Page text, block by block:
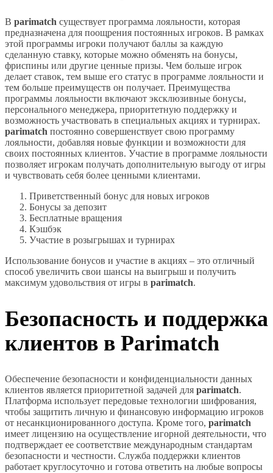
В parimatch существует программа лояльности, которая
предназначена для поощрения постоянных игроков. В рамках
этой программы игроки получают баллы за каждую
сделанную ставку, которые можно обменять на бонусы,
фриспины или другие ценные призы. Чем больше игрок
делает ставок, тем выше его статус в программе лояльности и
тем больше преимуществ он получает. Преимущества
программы лояльности включают эксклюзивные бонусы,
персонального менеджера, приоритетную поддержку и
возможность участвовать в специальных акциях и турнирах.
parimatch постоянно совершенствует свою программу
лояльности, добавляя новые функции и возможности для
своих постоянных клиентов. Участие в программе лояльности
позволяет игрокам получать дополнительную выгоду от игры
и чувствовать себя более ценными клиентами.
Приветственный бонус для новых игроков
Бонусы за депозит
Бесплатные вращения
Кэшбэк
Участие в розыгрышах и турнирах
Использование бонусов и участие в акциях – это отличный
способ увеличить свои шансы на выигрыш и получить
максимум удовольствия от игры в parimatch.
Безопасность и поддержка
клиентов в Parimatch
Обеспечение безопасности и конфиденциальности данных
клиентов является приоритетной задачей для parimatch.
Платформа использует передовые технологии шифрования,
чтобы защитить личную и финансовую информацию игроков
от несанкционированного доступа. Кроме того, parimatch
имеет лицензию на осуществление игорной деятельности, что
подтверждает ее соответствие международным стандартам
безопасности и честности. Служба поддержки клиентов
работает круглосуточно и готова ответить на любые вопросы